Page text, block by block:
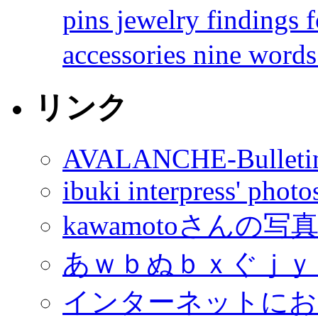
pins jewelry findings
accessories nine
リンク
AVALANCHE-
ibuki interpress'
kawamotoさんの写
あｗｂぬｂｘぐｊ
インターネットに